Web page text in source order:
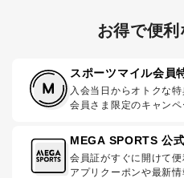
お得で便
スポーツマイル会員
入会当日からオトクな特
会員さま限定のキャンペ
MEGA SPORTS 公
会員証がすぐに開けて便
アプリクーポンや最新情